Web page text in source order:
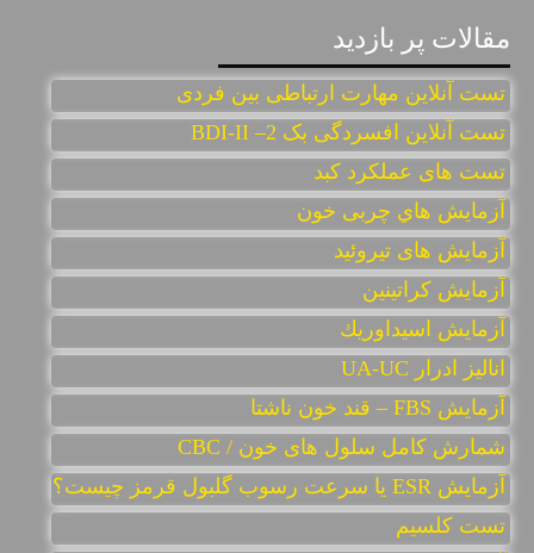
مقالات پر بازديد
تست آنلاین مهارت ارتباطی بین فردی
تست آنلاين افسردگی بک 2– BDI-II
تست های عملکرد کبد
آزمایش هاي چربی خون
آزمایش های تیروئید
آزمايش كراتينين
آزمايش اسيداوريك
انالیز ادرار UA-UC
آزمایش FBS – قند خون ناشتا
شمارش کامل سلول های خون / CBC
آزمایش ESR یا سرعت رسوب گلبول قرمز چیست؟
تست کلسیم